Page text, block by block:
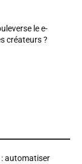
le e-
créateurs ?
: automatiser